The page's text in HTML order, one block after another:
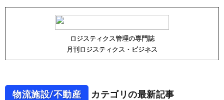
ロジスティクス管理の専門誌
月刊ロジスティクス・ビジネス
物流施設/不動産 カテゴリの最新記事